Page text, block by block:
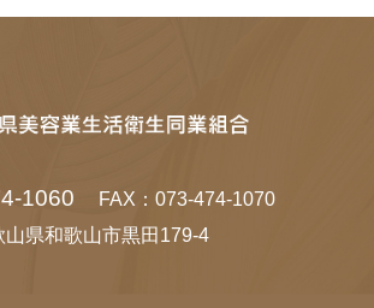
1060
FAX：073-474-1070
山県和歌山市黒田179-4